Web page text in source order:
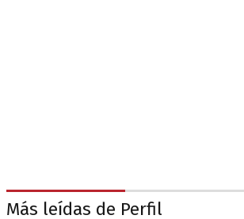
Más leídas de Perfil